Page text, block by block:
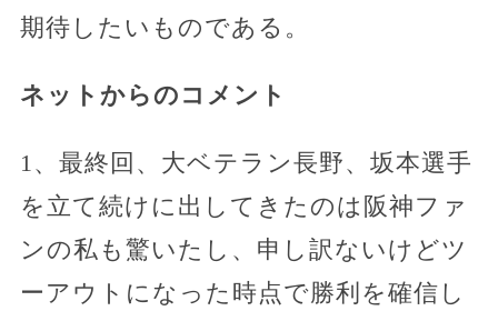
期待したいものである。
ネットからのコメント
1、最終回、大ベテラン長野、坂本選手
を立て続けに出してきたのは阪神ファ
ンの私も驚いたし、申し訳ないけどツ
ーアウトになった時点で勝利を確信し